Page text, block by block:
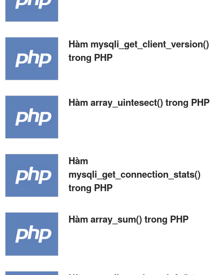
Hàm mysqli_get_client_version()
trong PHP
Hàm array_uintesect() trong PHP
Hàm
mysqli_get_connection_stats()
trong PHP
Hàm array_sum() trong PHP